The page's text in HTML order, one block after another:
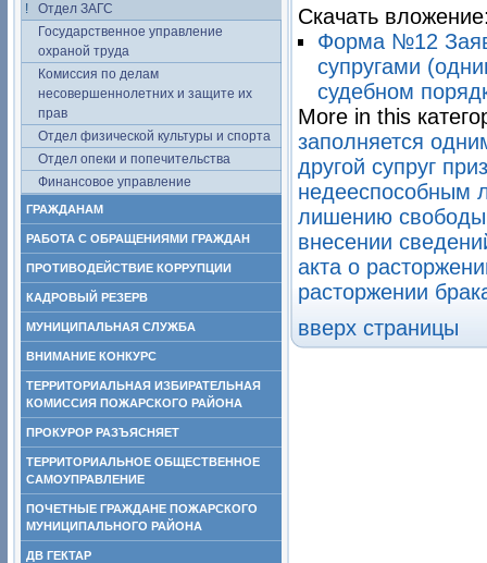
Отдел ЗАГС
Государственное управление
охраной труда
Комиссия по делам
несовершеннолетних и защите их
прав
Отдел физической культуры и спорта
Отдел опеки и попечительства
Финансовое управление
ГРАЖДАНАМ
РАБОТА С ОБРАЩЕНИЯМИ ГРАЖДАН
ПРОТИВОДЕЙСТВИЕ КОРРУПЦИИ
КАДРОВЫЙ РЕЗЕРВ
МУНИЦИПАЛЬНАЯ СЛУЖБА
ВНИМАНИЕ КОНКУРС
ТЕРРИТОРИАЛЬНАЯ ИЗБИРАТЕЛЬНАЯ
КОМИССИЯ ПОЖАРСКОГО РАЙОНА
ПРОКУРОР РАЗЪЯСНЯЕТ
ТЕРРИТОРИАЛЬНОЕ ОБЩЕСТВЕННОЕ
САМОУПРАВЛЕНИЕ
ПОЧЕТНЫЕ ГРАЖДАНЕ ПОЖАРСКОГО
МУНИЦИПАЛЬНОГО РАЙОНА
ДВ ГЕКТАР
Скачать
Форма №12
супругами
судебном
More in this
заполняется
другой супруг
недееспособным
лишению
внесении
акта о
расторжении
вверх страницы